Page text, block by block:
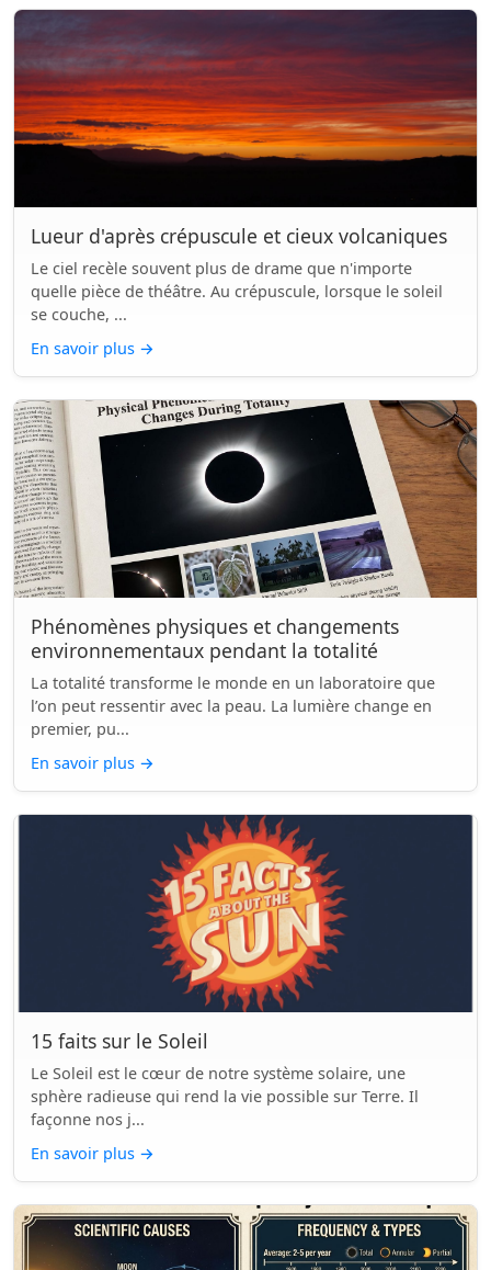
Lueur d'après crépuscule et cieux volcaniques
Le ciel recèle souvent plus de drame que n'importe
quelle pièce de théâtre. Au crépuscule, lorsque le soleil
se couche, ...
En savoir plus →
Phénomènes physiques et changements
environnementaux pendant la totalité
La totalité transforme le monde en un laboratoire que
l’on peut ressentir avec la peau. La lumière change en
premier, pu...
En savoir plus →
15 faits sur le Soleil
Le Soleil est le cœur de notre système solaire, une
sphère radieuse qui rend la vie possible sur Terre. Il
façonne nos j...
En savoir plus →